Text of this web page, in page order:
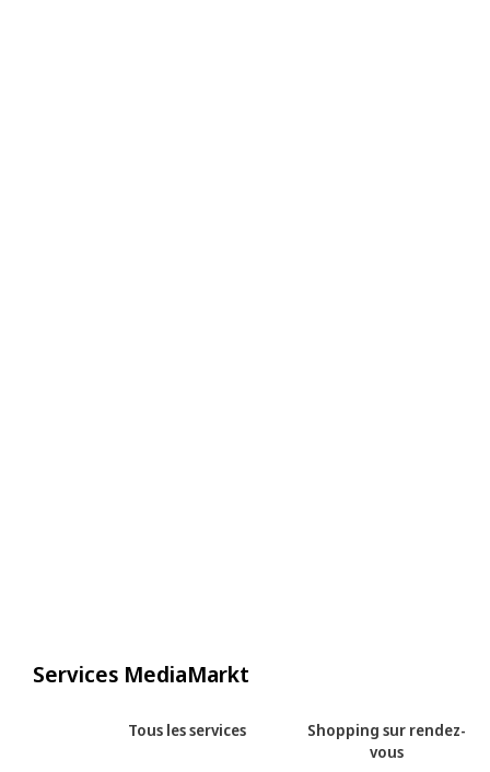
Services MediaMarkt
Tous les services
Shopping sur rendez-
vous